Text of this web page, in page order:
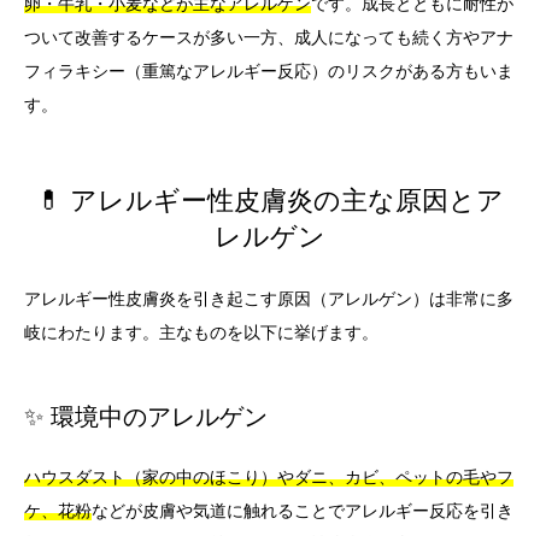
ついて改善するケースが多い一方、成人になっても続く方やアナ
フィラキシー（重篤なアレルギー反応）のリスクがある方もいま
す。
💊 アレルギー性皮膚炎の主な原因とア
レルゲン
アレルギー性皮膚炎を引き起こす原因（アレルゲン）は非常に多
岐にわたります。主なものを以下に挙げます。
✨ 環境中のアレルゲン
ハウスダスト（家の中のほこり）やダニ、カビ、ペットの毛やフ
ケ、花粉などが皮膚や気道に触れることでアレルギー反応を引き